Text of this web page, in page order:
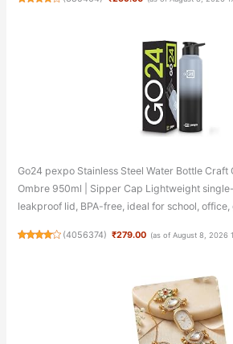
Go24 pexpo Stainless Steel Water Bottle Craft
Ombre 950ml | Sipper Cap Lightweight
leakproof lid, BPA-free, ideal for school,
(4056374) ₹279.00 (as of August 8, 2026